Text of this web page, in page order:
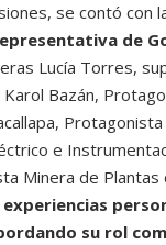
se contó con
de
Lucía Torres,
Karol Bazán,
e
Minera de Plantas
experiencias
su rol